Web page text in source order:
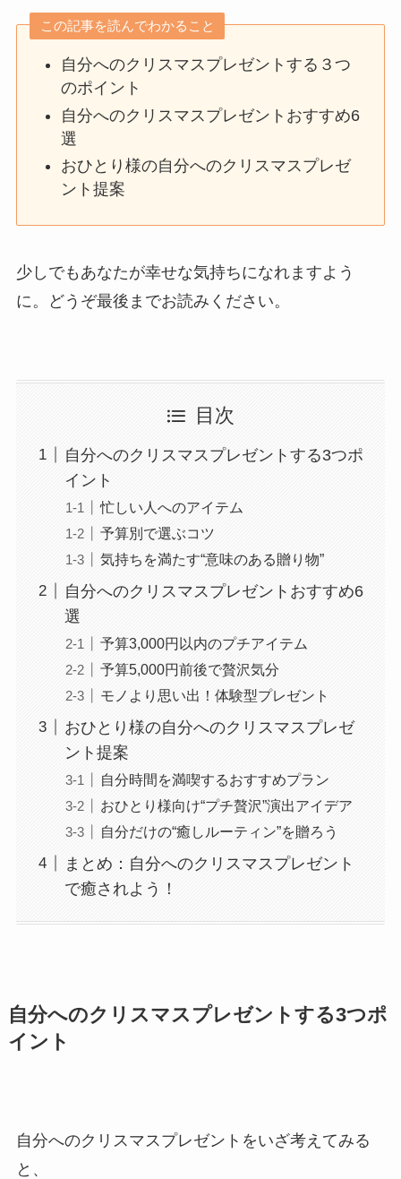
この記事を読んでわかること
自分へのクリスマスプレゼントする３つ
のポイント
自分へのクリスマスプレゼントおすすめ6
選
おひとり様の自分へのクリスマスプレゼ
ント提案
少しでもあなたが幸せな気持ちになれますよう
に。どうぞ最後までお読みください。
目次
自分へのクリスマスプレゼントする3つポ
イント
忙しい人へのアイテム
予算別で選ぶコツ
気持ちを満たす“意味のある贈り物”
自分へのクリスマスプレゼントおすすめ6
選
予算3,000円以内のプチアイテム
予算5,000円前後で贅沢気分
モノより思い出！体験型プレゼント
おひとり様の自分へのクリスマスプレゼ
ント提案
自分時間を満喫するおすすめプラン
おひとり様向け“プチ贅沢”演出アイデア
自分だけの“癒しルーティン”を贈ろう
まとめ：自分へのクリスマスプレゼント
で癒されよう！
自分へのクリスマスプレゼントする3つポ
イント
自分へのクリスマスプレゼントをいざ考えてみる
と、